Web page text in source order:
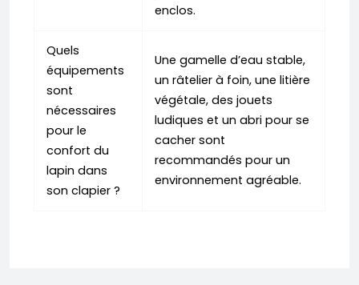
enclos.
Quels
équipements
sont
nécessaires
pour le
confort du
lapin dans
son clapier ?
Une gamelle d’eau stable,
un râtelier à foin, une litière
végétale, des jouets
ludiques et un abri pour se
cacher sont
recommandés pour un
environnement agréable.